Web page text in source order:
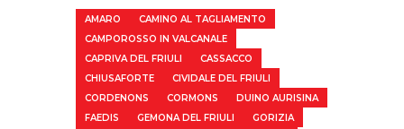
AMARO
CAMINO AL TAGLIAMENTO
CAMPOROSSO IN VALCANALE
CAPRIVA DEL FRIULI
CASSACCO
CHIUSAFORTE
CIVIDALE DEL FRIULI
CORDENONS
CORMONS
DUINO AURISINA
FAEDIS
GEMONA DEL FRIULI
GORIZIA